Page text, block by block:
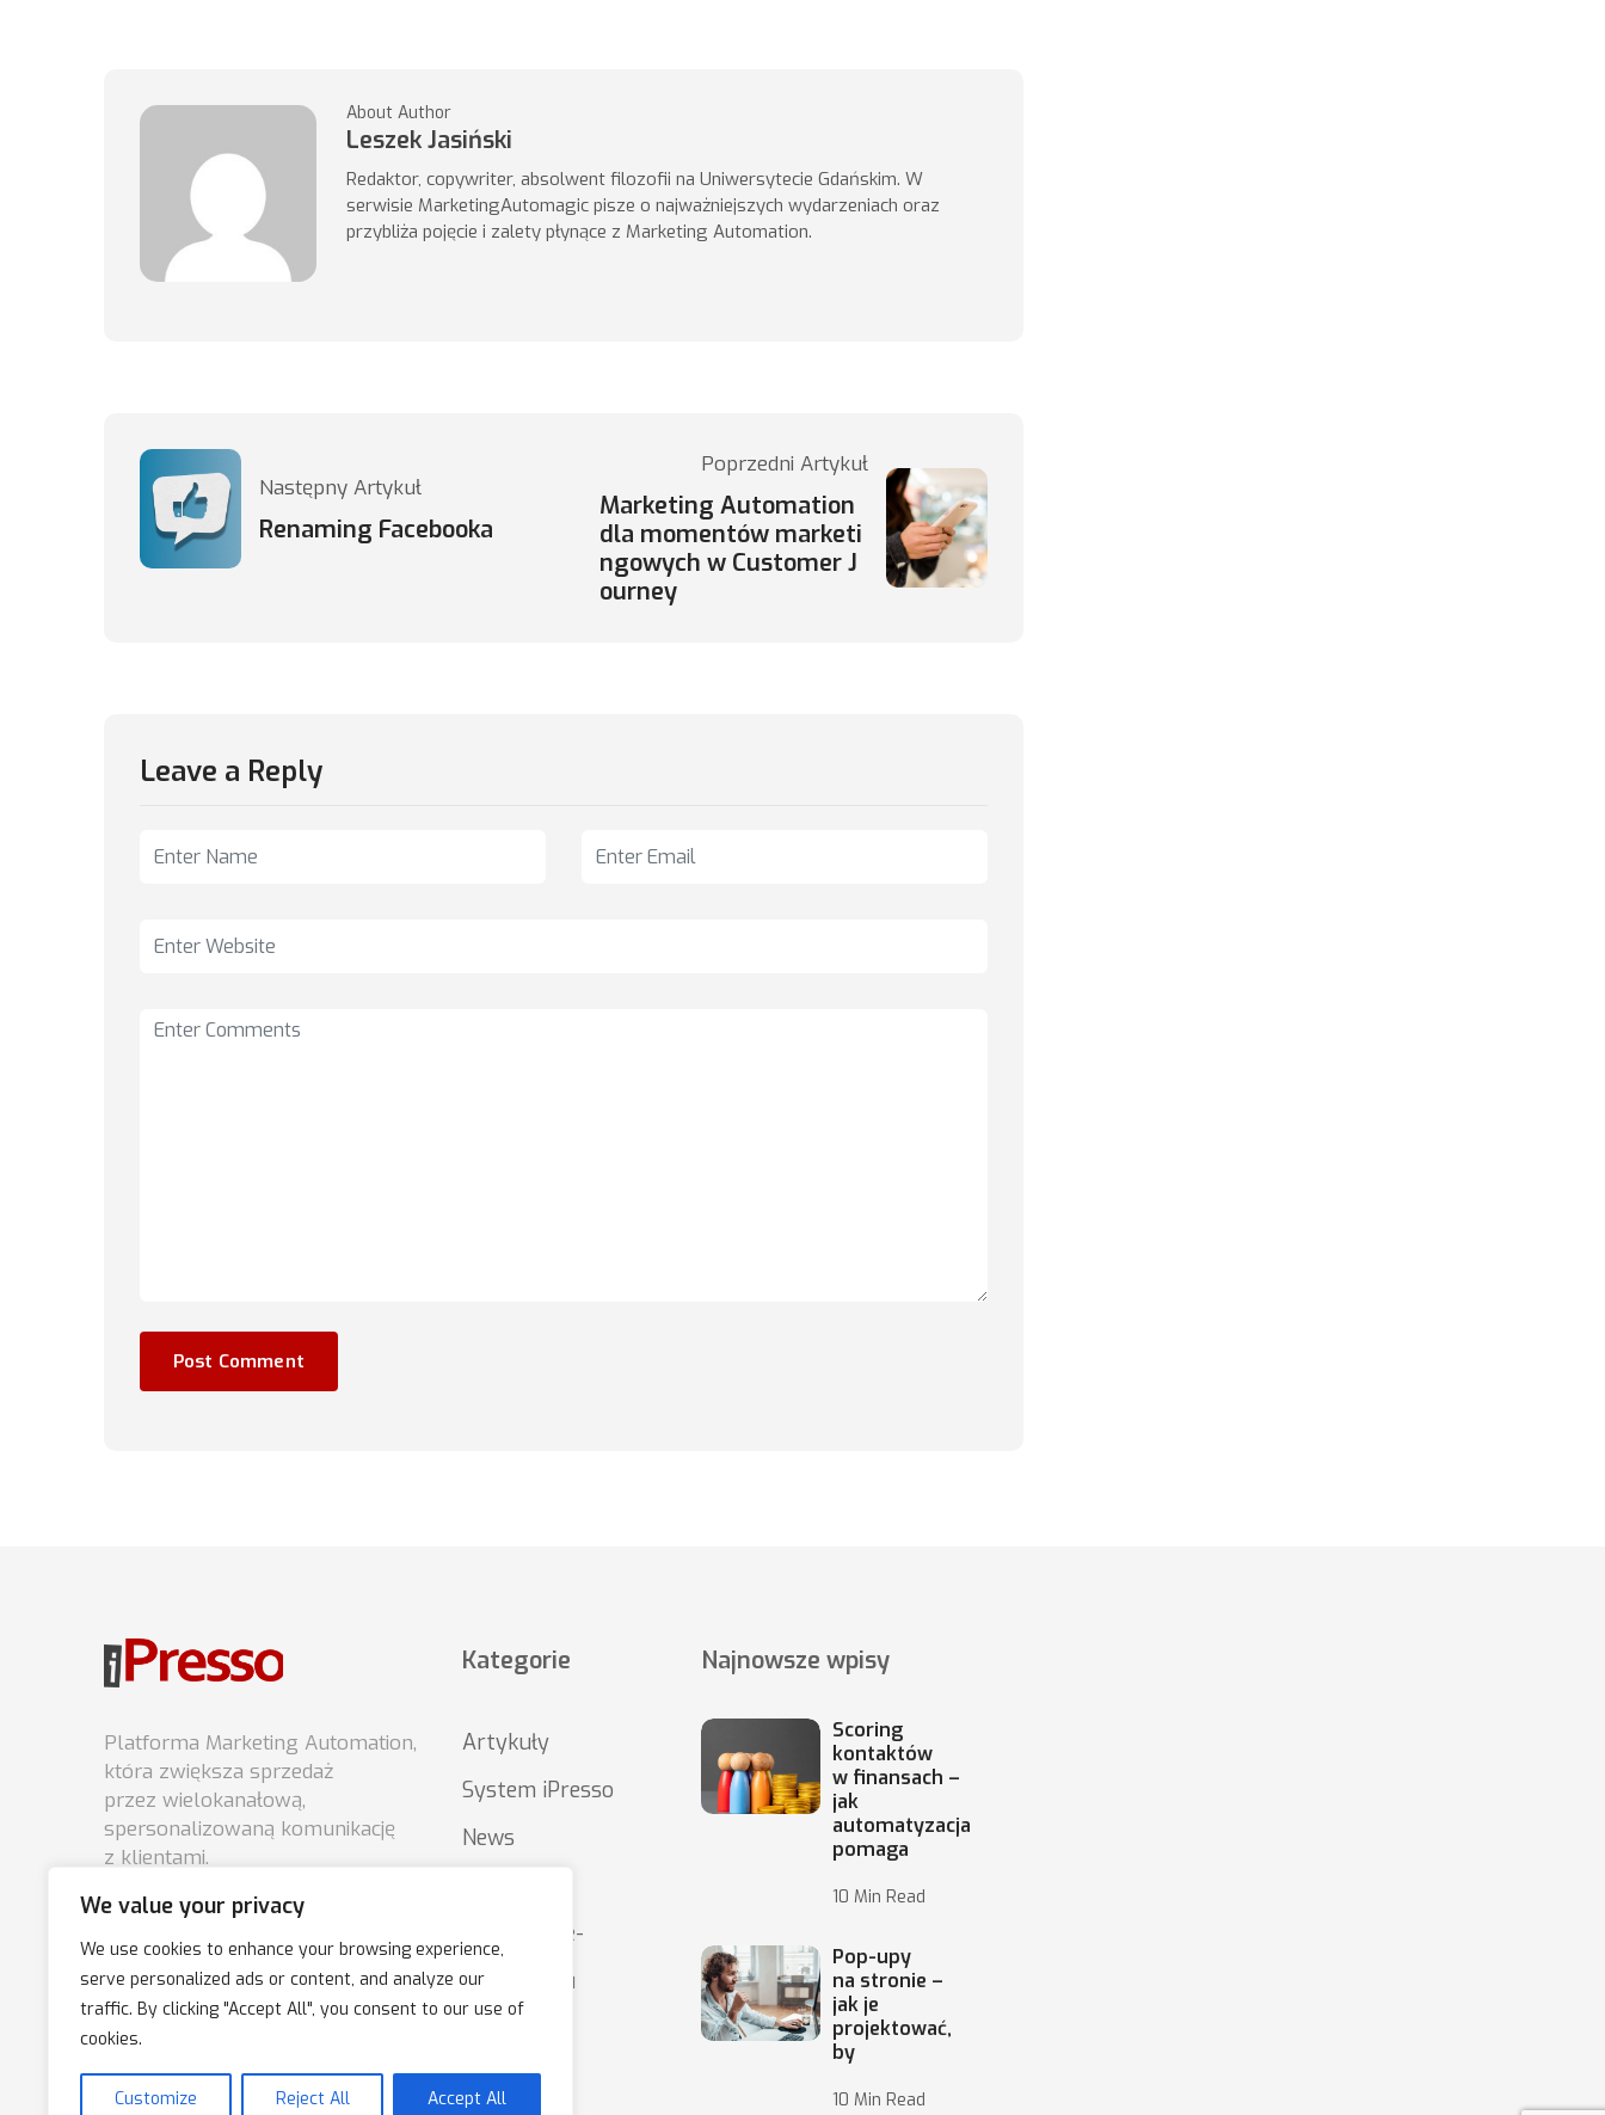
We value your privacy
We use cookies to enhance your browsing experience,
serve personalized ads or content, and analyze our
traffic. By clicking "Accept All", you consent to our use of
cookies.
Customize Reject All Accept All
About Author
Leszek Jasiński
Redaktor, copywriter, absolwent filozofii na Uniwersytecie Gdańskim. W
serwisie MarketingAutomagic pisze o najważniejszych wydarzeniach oraz
przybliża pojęcie i zalety płynące z Marketing Automation.
Następny Artykuł
Renaming Facebooka
Poprzedni Artykuł
Marketing Automation
dla momentów marketi
ngowych w Customer J
ourney
Leave a Reply
Platforma Marketing Automation,
która zwiększa sprzedaż
przez wielokanałową,
spersonalizowaną komunikację
z klientami.
Kategorie
Artykuły
System iPresso
News
Podstawy e-
marketingu
Najnowsze wpisy
Scoring
kontaktów
w finansach –
jak
automatyzacja
pomaga
10 Min Read
Pop-upy
na stronie –
jak je
projektować,
by
10 Min Read